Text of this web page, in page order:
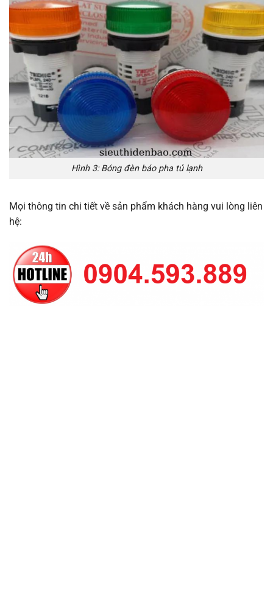
Hình 3: Bóng đèn báo pha tủ lạnh
Mọi thông tin chi tiết về sản phẩm khách hàng vui lòng liên
hệ: